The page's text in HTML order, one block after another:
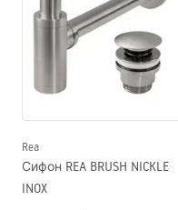
Rea
Сифон REA BRUSH NICKLE
INOX